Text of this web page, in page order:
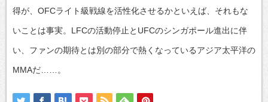
得が、OFCライト級戦線を活性化させるかといえば、それもな
いことは事実。LFCの活動停止とUFCのシンガポール進出に伴
い、ファンの期待とは別の部分で熱くなっているアジア太平洋の
MMAだ……。